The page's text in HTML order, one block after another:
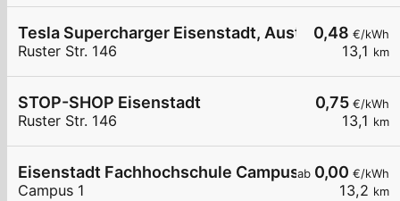
0,48 €/kWh
13,1 km
Tesla Supercharger Eisenstadt, Austria
Ruster Str. 146
0,75 €/kWh
13,1 km
STOP-SHOP Eisenstadt
Ruster Str. 146
ab 0,00 €/kWh
13,2 km
Eisenstadt Fachhochschule Campus 1
Campus 1